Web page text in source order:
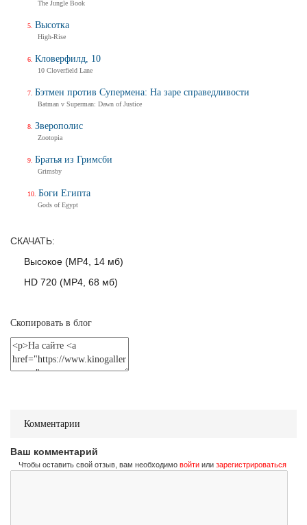
Тизер-трейлер (на русском)
Трейлер (на украинском)
СКАЧАТЬ:
Высокое (MP4, 14 мб)
HD 720 (MP4, 68 мб)
Скопировать в блог
Комментарии
Ваш комментарий
Чтобы оставить свой отзыв, вам необходимо войти или зарегистрироваться
The Jungle Book
Высотка
High-Rise
Кловерфилд, 10
10 Cloverfield Lane
Бэтмен против Супермена: На заре справедливости
Batman v Superman: Dawn of Justice
Зверополис
Zootopia
Братья из Гримсби
Grimsby
Боги Египта
Gods of Egypt